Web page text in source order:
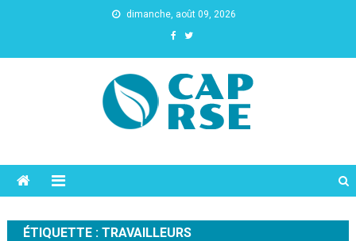
dimanche, août 09, 2026
ÉTIQUETTE : TRAVAILLEURS